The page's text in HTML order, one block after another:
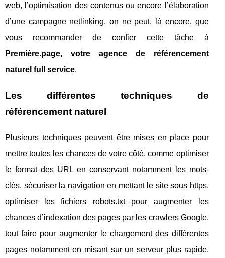
web, l’optimisation des contenus ou encore l’élaboration
d’une campagne netlinking, on ne peut, là encore, que
vous recommander de confier cette tâche à
Première.page, votre agence de référencement
naturel full service.
Les différentes techniques de
référencement naturel
Plusieurs techniques peuvent être mises en place pour
mettre toutes les chances de votre côté, comme optimiser
le format des URL en conservant notamment les mots-
clés, sécuriser la navigation en mettant le site sous https,
optimiser les fichiers robots.txt pour augmenter les
chances d’indexation des pages par les crawlers Google,
tout faire pour augmenter le chargement des différentes
pages notamment en misant sur un serveur plus rapide,